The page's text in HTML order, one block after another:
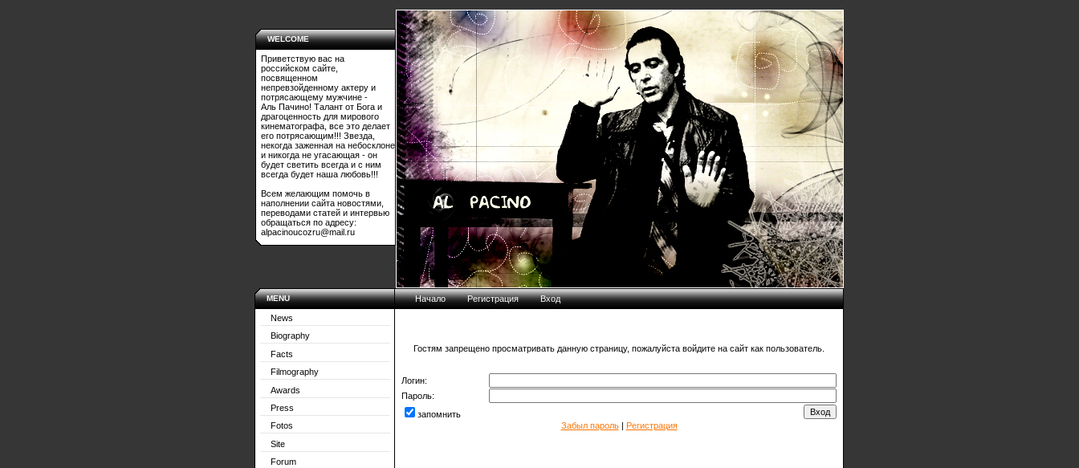
WELCOME
Приветствую вас на
российском сайте,
посвященном
непревзойденному актеру и
потрясающему мужчине -
Аль Пачино! Талант от Бога и
драгоценность для мирового
кинематографа, все это делает
его потрясающим!!! Звезда,
некогда заженная на небосклоне
и никогда не угасающая - он
будет светить всегда и с ним
всегда будет наша любовь!!!
Всем желающим помочь в
наполнении сайта новостями,
переводами статей и интервью
обращаться по адресу:
alpacinoucozru@mail.ru
MENU
News
Biography
Facts
Filmography
Awards
Press
Fotos
Site
Forum
Начало Регистрация Вход
Гостям запрещено просматривать данную страницу, пожалуйста войдите на сайт как пользователь.
Логин:
Пароль:
запомнить
Забыл пароль| Регистрация